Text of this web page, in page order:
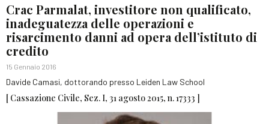
Crac Parmalat, investitore non qualificato,
inadeguatezza delle operazioni e
risarcimento danni ad opera dell’istituto di
credito
15 Gennaio 2016
Davide Camasi, dottorando presso Leiden Law School
[ Cassazione Civile, Sez. I, 31 agosto 2015, n. 17333 ]